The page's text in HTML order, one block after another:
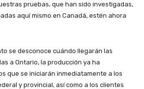
pruebas, que han sido investigadas,
aquí mismo en Canadá, estén ahora
se desconoce cuándo llegarán las
a Ontario, la producción ya ha
que se iniciarán inmediatamente a los
y provincial, así como a los clientes